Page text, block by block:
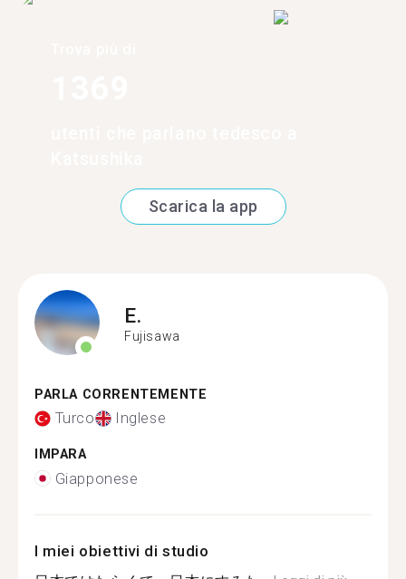
Scarica la app
E.
Fujisawa
PARLA CORRENTEMENTE
Turco Inglese
IMPARA
Giapponese
I miei obiettivi di studio